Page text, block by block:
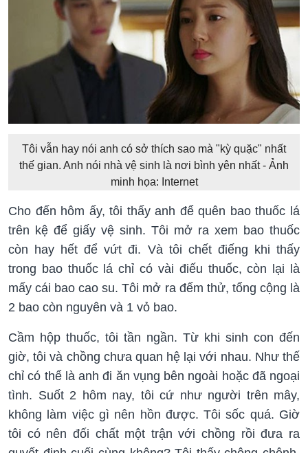
Tôi vẫn hay nói anh có sở thích sao mà "kỳ quặc" nhất
thế gian. Anh nói nhà vệ sinh là nơi bình yên nhất - Ảnh
minh họa: Internet
Cho đến hôm ấy, tôi thấy anh để quên bao thuốc lá
trên kệ để giấy vệ sinh. Tôi mở ra xem bao thuốc
còn hay hết để vứt đi. Và tôi chết điếng khi thấy
trong bao thuốc lá chỉ có vài điếu thuốc, còn lại là
mấy cái bao cao su. Tôi mở ra đếm thử, tổng cộng là
2 bao còn nguyên và 1 vỏ bao.
Cầm hộp thuốc, tôi tần ngần. Từ khi sinh con đến
giờ, tôi và chồng chưa quan hệ lại với nhau. Như thế
chỉ có thể là anh đi ăn vụng bên ngoài hoặc đã ngoại
tình. Suốt 2 hôm nay, tôi cứ như người trên mây,
không làm việc gì nên hồn được. Tôi sốc quá. Giờ
tôi có nên đối chất một trận với chồng rồi đưa ra